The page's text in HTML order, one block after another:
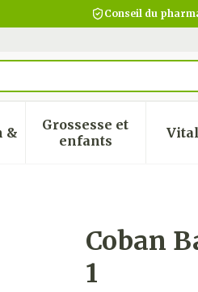
Conseil du
la catégorie Beauté,
& le sous-menu pour la
Grossesse et
enfantsAfficher le sous-
7,5cmx4,5m
Coban
1